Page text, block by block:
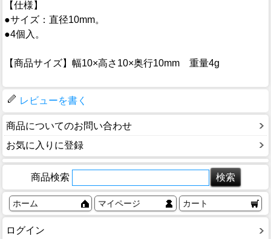
【仕様】
●サイズ：直径10mm。
●4個入。
【商品サイズ】幅10×高さ10×奥行10mm 重量4g
レビューを書く
商品についてのお問い合わせ
お気に入りに登録
商品検索
ホーム マイページ カート
ログイン